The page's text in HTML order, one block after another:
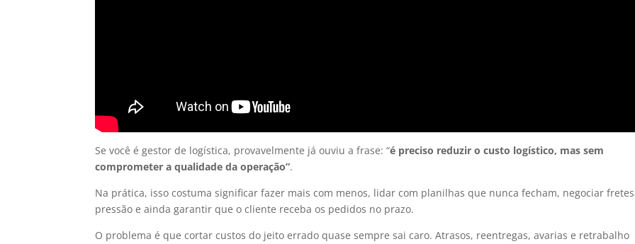
Se você é gestor de logística, provavelmente já ouviu a frase: “é preciso reduzir o custo logístico, mas sem
comprometer a qualidade da operação”.
Na prática, isso costuma significar fazer mais com menos, lidar com planilhas que nunca fecham, negociar
pressão e ainda garantir que o cliente receba os pedidos no prazo.
O problema é que cortar custos do jeito errado quase sempre sai caro. Atrasos, reentregas, avarias e retrabalho